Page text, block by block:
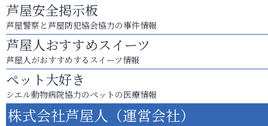
芦屋安全掲示板
芦屋警察と芦屋防犯協会協力の事件情報
芦屋人おすすめスイーツ
芦屋人がおすすめするスイーツ情報
ペット大好き
シエル動物病院協力のペットの医療情報
株式会社芦屋人（運営会社）